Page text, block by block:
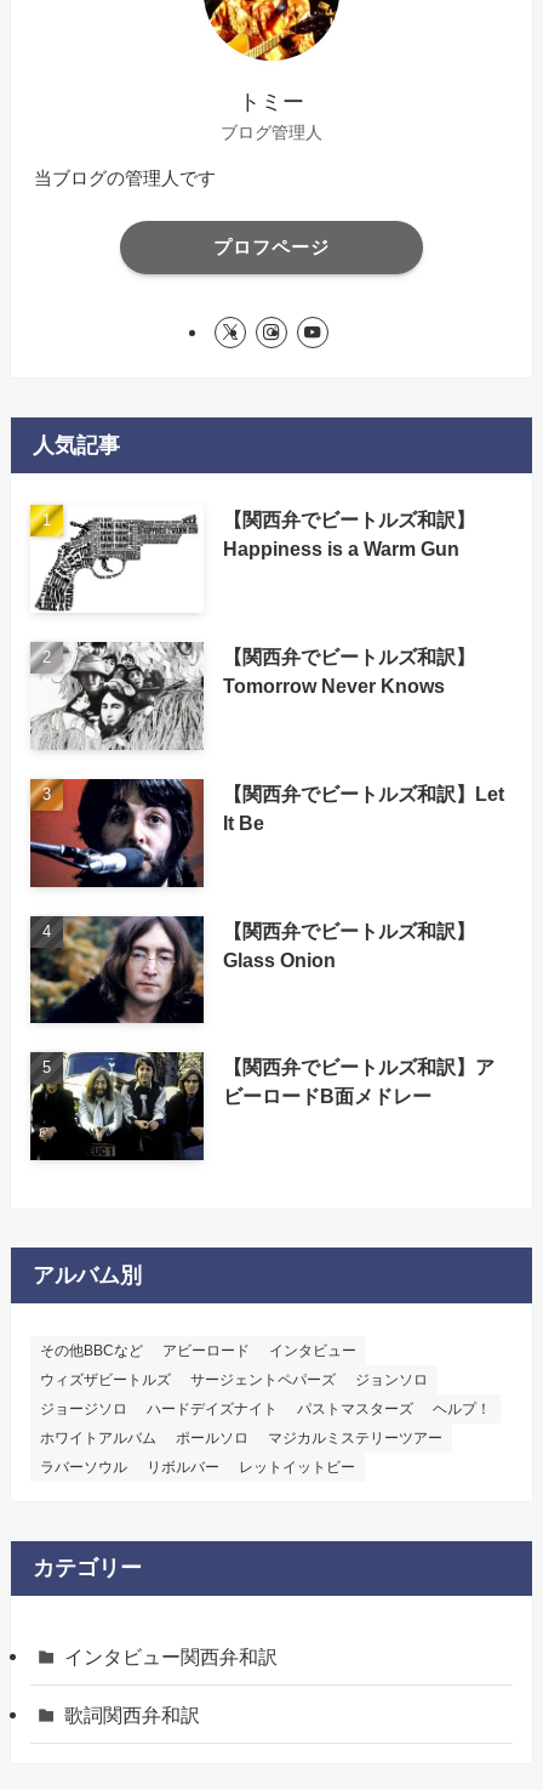
トミー
ブログ管理人
当ブログの管理人です
プロフページ
人気記事
【関西弁でビートルズ和訳】
Happiness is a Warm Gun
【関西弁でビートルズ和訳】
Tomorrow Never Knows
【関西弁でビートルズ和訳】Let
It Be
【関西弁でビートルズ和訳】
Glass Onion
【関西弁でビートルズ和訳】ア
ビーロードB面メドレー
アルバム別
その他BBCなど アビーロード
インタビュー
ウィズザビートルズ
サージェントペパーズ
ジョンソロ
ジョージソロ
ハードデイズナイト パストマスターズ
ヘルプ！
ホワイトアルバム
ポールソロ
マジカルミステリーツアー
ラバーソウル
リボルバー レットイットビー
カテゴリー
インタビュー関西弁和訳
歌詞関西弁和訳